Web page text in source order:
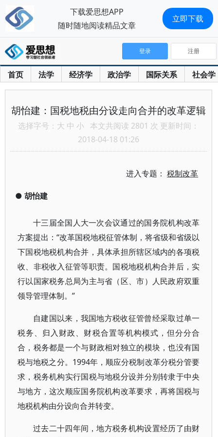
首页 法学 经济学 政治学 国际关系 社会学
登录 注册
胡怡建：国税地税由分设走向合并的改革逻辑
选择字号： 大 中 小 本文共阅读 2801 次 更新时间：
2018-04-18 01:26
进入专题：税制改革
● 胡怡建
十三届全国人大一次会议通过的国务院机构改革
方案提出：“改革国税地税征管体制，将省级和省级以
下国税地税机构合并，具体承担所辖区域内的各项税
收、非税收入征管等职责。国税地税机构合并后，实
行以国家税务总局为主与省（区、市）人民政府双重
领导管理体制。”
自建国以来，我国地方税收征管曾经采取过单一
税务、归入财政、财税合置等机构模式，但分分合
合，税务都是一个与财政相对独立的模块，也没有国
税与地税之分。1994年，顺应分税制改革分税分管要
求，税务机构实行国税与地税分设并分别转隶于中央
与地方，这次顺应国务院机构改革要求，再将国税与
地税机构由分设向合并转变。
过去二十四年间，地方税务机构设置经历了由财
下载爱思想APP
随时随地阅读精品文章
立即下载